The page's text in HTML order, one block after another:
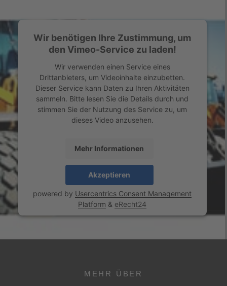
Wir benötigen Ihre Zustimmung, um
den Vimeo-Service zu laden!
Wir verwenden einen Service eines
Drittanbieters, um Videoinhalte einzubetten.
Dieser Service kann Daten zu Ihren Aktivitäten
sammeln. Bitte lesen Sie die Details durch und
stimmen Sie der Nutzung des Service zu, um
dieses Video anzusehen.
Mehr Informationen
Akzeptieren
powered by Usercentrics Consent Management
Platform & eRecht24
MEHR ÜBER